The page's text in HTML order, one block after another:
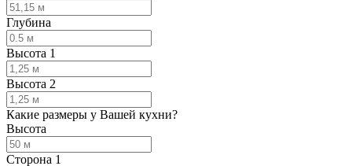
Глубина
Высота 1
Высота 2
Какие размеры у Вашей кухни?
Высота
Сторона 1